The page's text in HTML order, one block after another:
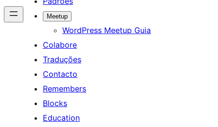
Meetup
WordPress Meetup Guia
Colabore
Traduções
Contacto
Remembers
Blocks
Education